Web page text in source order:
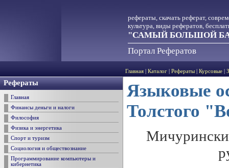
рефераты, скачать реферат,
культура, виды рефератов,
"САМЫЙ БОЛЬШОЙ
Портал Рефератов
Главная Каталог Рефераты Курсовые
Рефераты
Главная
Финансы деньги и налоги
Философия
Физика и энергетика
Спорт и туризм
Социология и обществознание
Программирование компьютеры и
кибернетика
Языковые
Толстого